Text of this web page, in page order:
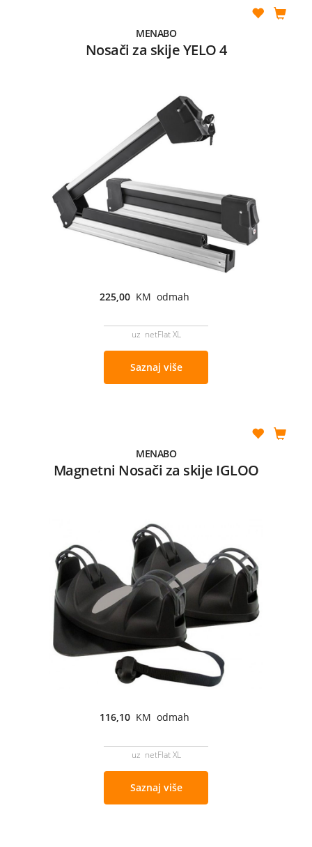
MENABO
Nosači za skije YELO 4
225,00 KM odmah
uz netFlat XL
Saznaj više
MENABO
Magnetni Nosači za skije IGLOO
116,10 KM odmah
uz netFlat XL
Saznaj više